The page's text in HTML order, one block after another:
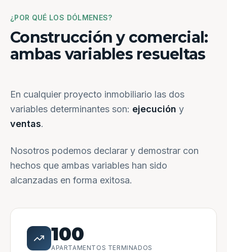
¿POR QUÉ LOS DÓLMENES?
Construcción y comercial:
ambas variables resueltas
En cualquier proyecto inmobiliario las dos
variables determinantes son: ejecución y
ventas.
Nosotros podemos declarar y demostrar con
hechos que ambas variables han sido
alcanzadas en forma exitosa.
100
APARTAMENTOS TERMINADOS